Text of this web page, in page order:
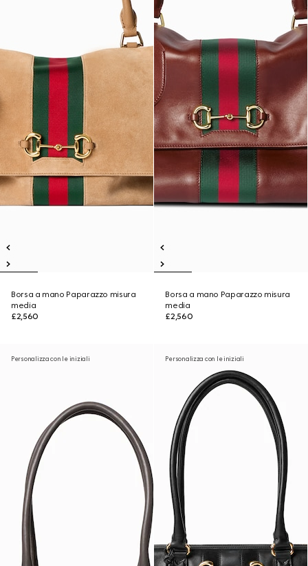
Borsa a mano Paparazzo misura
media
£2,560
Borsa a mano Paparazzo misura
media
£2,560
Personalizza con le iniziali Personalizza con le iniziali